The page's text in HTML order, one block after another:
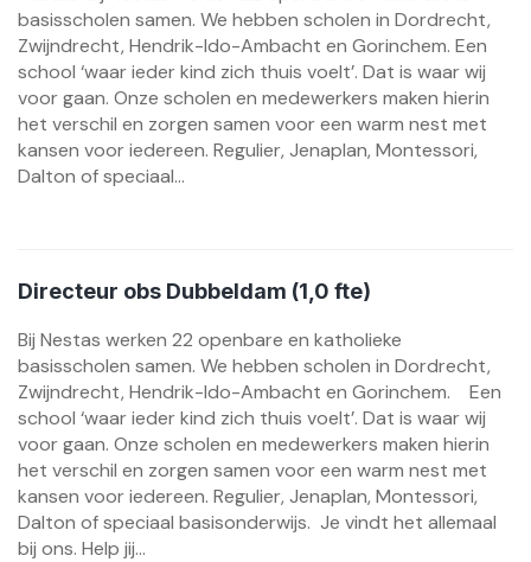
basisscholen samen. We hebben scholen in Dordrecht,
Zwijndrecht, Hendrik-Ido-Ambacht en Gorinchem. Een
school ‘waar ieder kind zich thuis voelt’. Dat is waar wij
voor gaan. Onze scholen en medewerkers maken hierin
het verschil en zorgen samen voor een warm nest met
kansen voor iedereen. Regulier, Jenaplan, Montessori,
Dalton of speciaal...
Directeur obs Dubbeldam (1,0 fte)
Bij Nestas werken 22 openbare en katholieke
basisscholen samen. We hebben scholen in Dordrecht,
Zwijndrecht, Hendrik-Ido-Ambacht en Gorinchem. Een
school ‘waar ieder kind zich thuis voelt’. Dat is waar wij
voor gaan. Onze scholen en medewerkers maken hierin
het verschil en zorgen samen voor een warm nest met
kansen voor iedereen. Regulier, Jenaplan, Montessori,
Dalton of speciaal basisonderwijs. Je vindt het allemaal
bij ons. Help jij...